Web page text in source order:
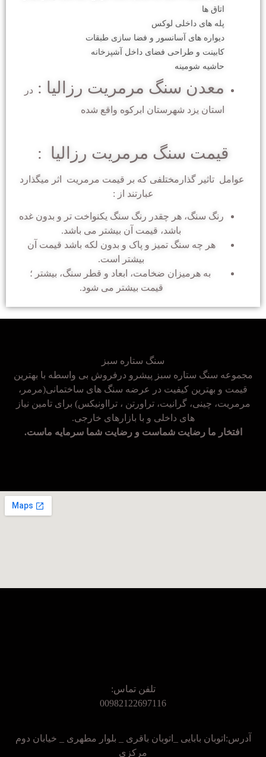
اتاق ها
پله های داخلی لوکس
دیواره های آسانسور و فضا سازی طبقات
کابینت و طراحی فضای داخل آشپزخانه
حاشیه شومینه
معدن سنگ مرمریت رزالیا : در
استان یزد شهرستان ابرکوه واقع شده
قیمت سنگ مرمریت رزالیا :
عوامل تاثیر گذارمختلفی که بر قیمت مرمریت اثر میگذارد
عبارتند از :
رنگ سنگ، هر چقدر رنگ سنگ یکنواخت تر و بدون غده
باشد، قیمت آن بیشتر می باشد.
هر چه سنگ تمیز و پاک و بدون لکه باشد قیمت آن
بیشتر است.
به هرمیزان ضخامت، ابعاد و قطر سنگ، بیشتر ؛
قیمت بیشتر می شود.
سنگ ستاره سبز
مجموعه سنگ ستاره سبز پیشرو درفروش بی واسطه با بهترین
قیمت و بهترین کیفیت در عرضه سنگ های ساختمانی(مرمر،
مرمریت، چینی، گرانیت، تراورتن ، ترااونیکس) برای تامین نیاز
های داخلی و با بازارهای خارجی.
افتخار ما رضایت شماست و رضایت شما سرمایه ماست.
تلفن تماس:
00982122697116
آدرس:اتوبان بابایی _اتوبان باقری _ بلوار مطهری _ خیابان دوم
مرکزی